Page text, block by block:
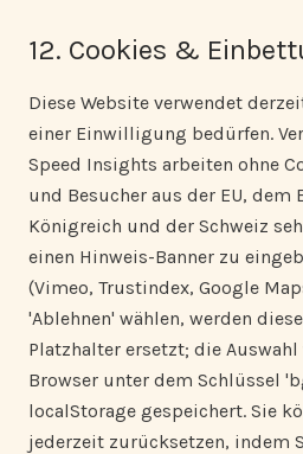
12. Cookies &
Diese Website verwendet
einer Einwilligung bedürfen.
Speed Insights arbeiten ohne
und Besucher aus der EU, dem
Königreich und der Schweiz
einen Hinweis-Banner zu
(Vimeo, Trustindex, Google
'Ablehnen' wählen, werden
Platzhalter ersetzt; die
Browser unter dem Schlüssel
localStorage gespeichert. Sie
jederzeit zurücksetzen, indem